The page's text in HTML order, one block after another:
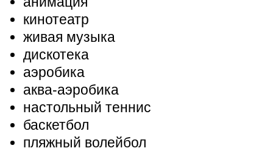
кинотеатр
живая музыка
дискотека
аэробика
аква-аэробика
настольный теннис
баскетбол
пляжный волейбол